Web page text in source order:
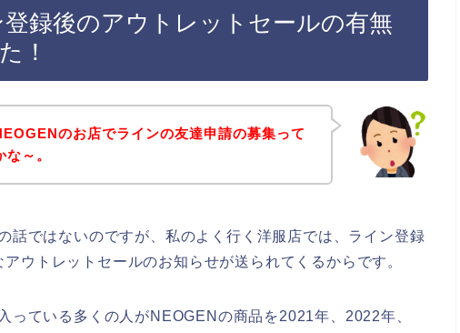
録後のアウトレットセールの有無
！
のお店でラインの友達申請の募集って
～。
話ではないのですが、私のよく行く洋服店では、ライン登録
ウトレットセールのお知らせが送られてくるからです。
っている多くの人がNEOGENの商品を2021年、2022年、